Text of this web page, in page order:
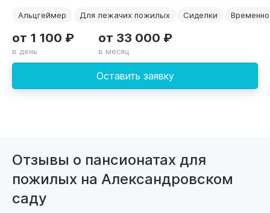
Альцгеймер
Для лежачих пожилых Сиделки
Оставить заявку
от 1 100 ₽
в день
от 33 000 ₽
в месяц
Отзывы о пансионатах для
пожилых на Александровском
саду